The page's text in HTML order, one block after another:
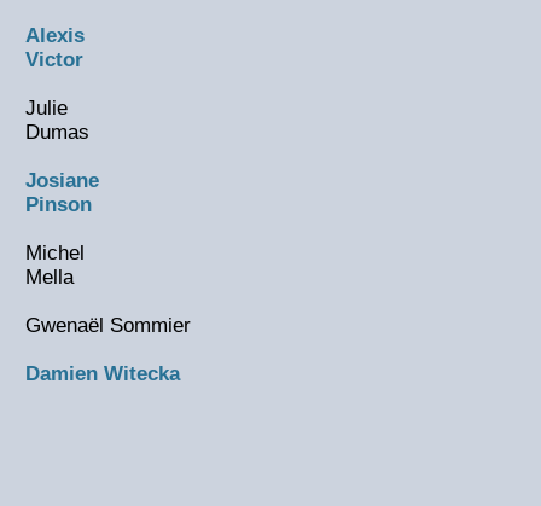
Alexis
Victor
Julie
Dumas
Josiane
Pinson
Michel
Mella
Gwenaël Sommier
Damien Witecka